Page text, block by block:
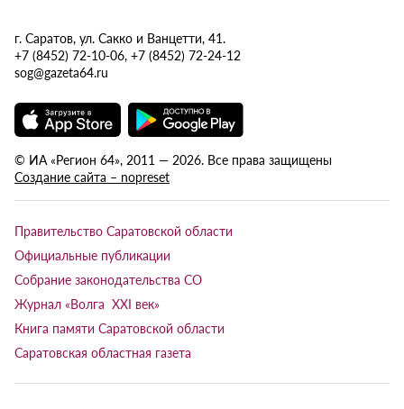
г. Саратов, ул. Сакко и Ванцетти, 41.
+7 (8452) 72-10-06, +7 (8452) 72-24-12
sog@gazeta64.ru
© ИА «Регион 64», 2011 — 2026. Все права защищены
Создание сайта – nopreset
Правительство Саратовской области
Официальные публикации
Собрание законодательства СО
Журнал «Волга XXI век»
Книга памяти Саратовской области
Саратовская областная газета